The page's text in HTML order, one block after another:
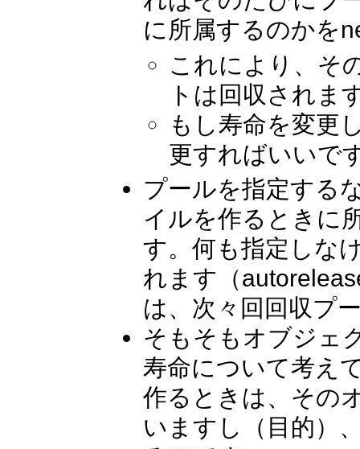
に所属するのかを
これにより、そ
トは回収されま
もし寿命を変更
更すればいいで
プールを指定する
イルを作るときに
す。何も指定しな
れます（
は、次々回回収プ
そもそもオブジェ
寿命について考え
作るときは、その
いますし（目的）